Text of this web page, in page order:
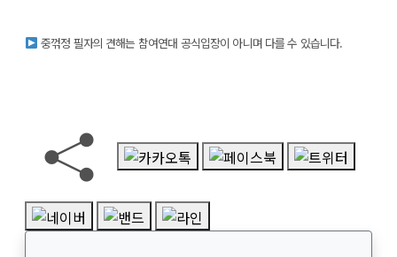
중꺾정 필자의 견해는 참여연대 공식입장이 아니며 다를 수 있습니다.